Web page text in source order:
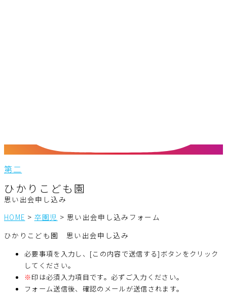
第二
ひかりこども園
思い出会申し込み
HOME > 卒園児 > 思い出会申し込みフォーム
ひかりこども園 思い出会申し込み
必要事項を入力し、[この内容で送信する]ボタンをクリック
してください。
※印は必須入力項目です。必ずご入力ください。
フォーム送信後、確認のメールが送信されます。